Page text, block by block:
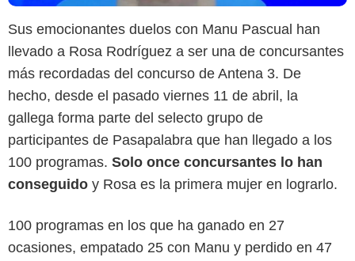
Sus emocionantes duelos con Manu Pascual han
llevado a Rosa Rodríguez a ser una de concursantes
más recordadas del concurso de Antena 3. De
hecho, desde el pasado viernes 11 de abril, la
gallega forma parte del selecto grupo de
participantes de Pasapalabra que han llegado a los
100 programas. Solo once concursantes lo han
conseguido y Rosa es la primera mujer en lograrlo.
100 programas en los que ha ganado en 27
ocasiones, empatado 25 con Manu y perdido en 47